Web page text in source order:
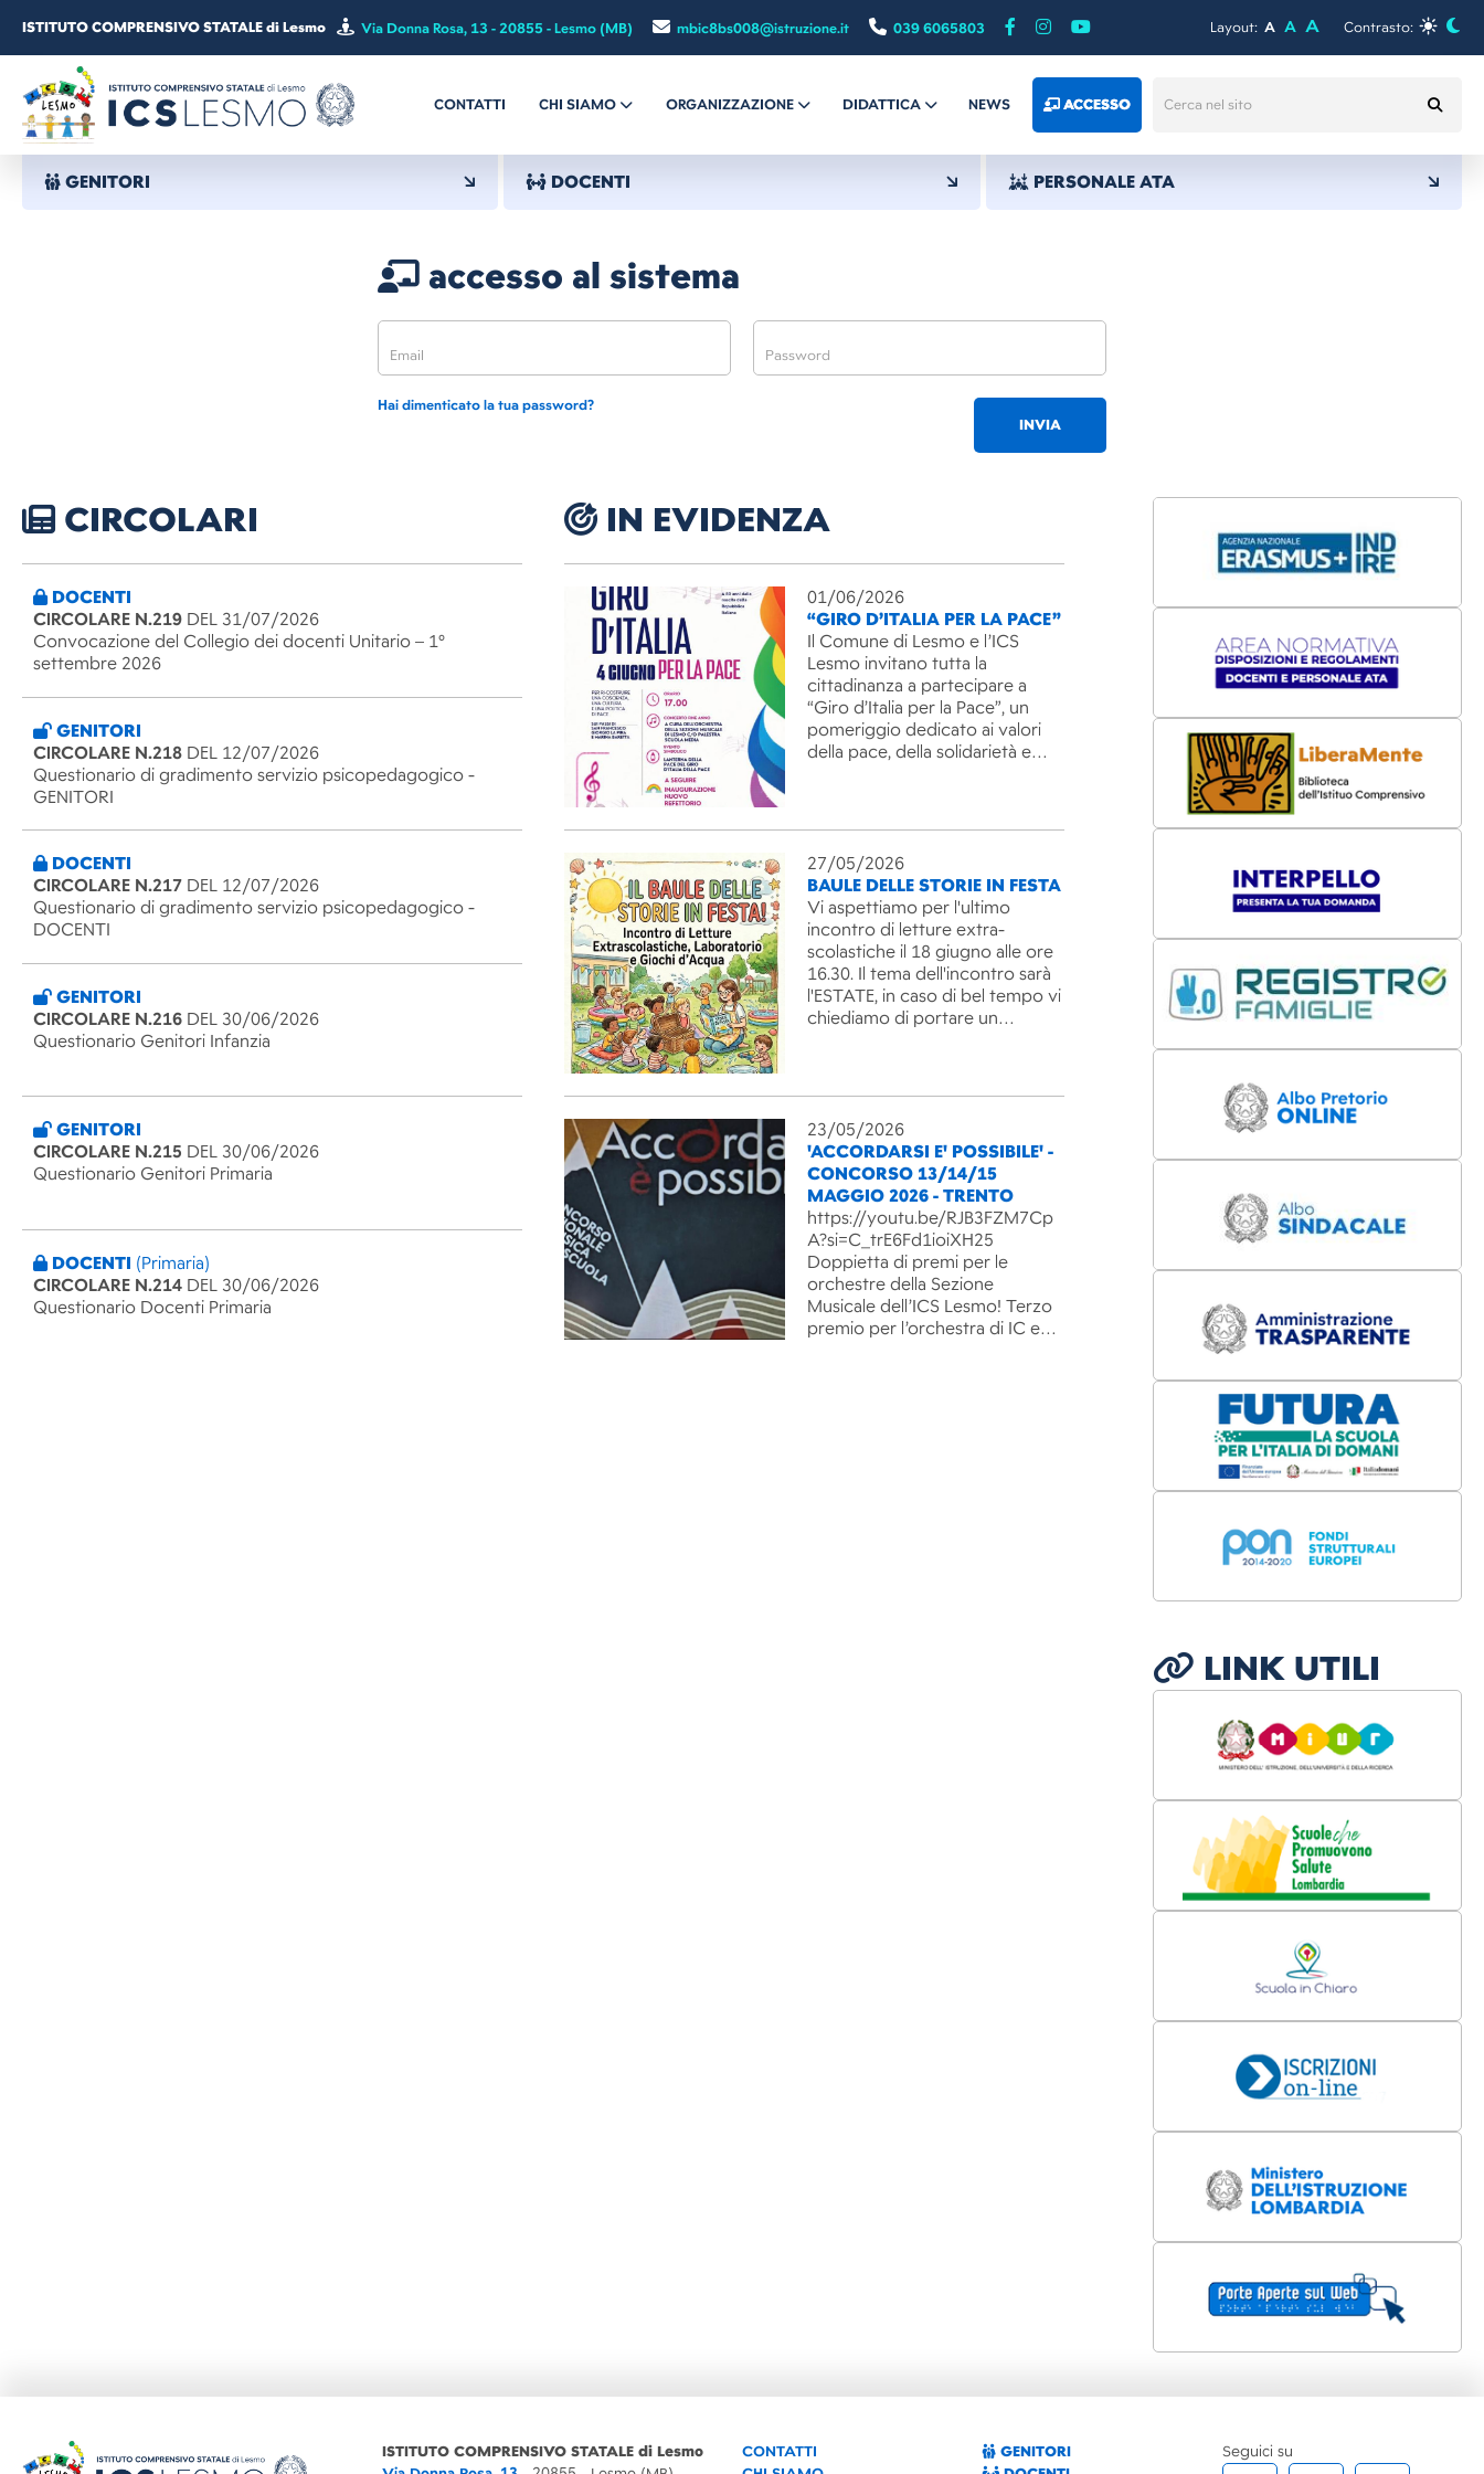
ISTITUTO COMPRENSIVO STATALE di Lesmo Via Donna Rosa, 13 - 20855 - Lesmo (MB) mbic8bs008@istruzione.it 039 6065803 Layout: A A A Contrasto:
CONTATTI CHI SIAMO ORGANIZZAZIONE DIDATTICA NEWS ACCESSO
GENITORI DOCENTI PERSONALE ATA
accesso al sistema
Hai dimenticato la tua password?
INVIA
CIRCOLARI
DOCENTI
CIRCOLARE N.219 DEL 31/07/2026
Convocazione del Collegio dei docenti Unitario – 1°
settembre 2026
GENITORI
CIRCOLARE N.218 DEL 12/07/2026
Questionario di gradimento servizio psicopedagogico -
GENITORI
DOCENTI
CIRCOLARE N.217 DEL 12/07/2026
Questionario di gradimento servizio psicopedagogico -
DOCENTI
GENITORI
CIRCOLARE N.216 DEL 30/06/2026
Questionario Genitori Infanzia
GENITORI
CIRCOLARE N.215 DEL 30/06/2026
Questionario Genitori Primaria
DOCENTI (Primaria)
CIRCOLARE N.214 DEL 30/06/2026
Questionario Docenti Primaria
IN EVIDENZA
01/06/2026
“GIRO D’ITALIA PER LA PACE”
Il Comune di Lesmo e l’ICS
Lesmo invitano tutta la
cittadinanza a partecipare a
“Giro d’Italia per la Pace”, un
pomeriggio dedicato ai valori
della pace, della solidarietà e…
27/05/2026
BAULE DELLE STORIE IN FESTA
Vi aspettiamo per l'ultimo
incontro di letture extra-
scolastiche il 18 giugno alle ore
16.30. Il tema dell'incontro sarà
l'ESTATE, in caso di bel tempo vi
chiediamo di portare un…
23/05/2026
'ACCORDARSI E' POSSIBILE' -
CONCORSO 13/14/15
MAGGIO 2026 - TRENTO
https://youtu.be/RJB3FZM7Cp
A?si=C_trE6Fd1ioiXH25
Doppietta di premi per le
orchestre della Sezione
Musicale dell’ICS Lesmo! Terzo
premio per l’orchestra di IC e…
LINK UTILI
ISTITUTO COMPRENSIVO STATALE di Lesmo
CONTATTI
GENITORI
Seguici su